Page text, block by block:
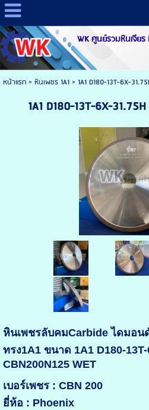
WK ศูนย์รวมหินเจียร
หน้าแรก> หินเพชร 1A1> 1A1 D180-13T-6X-
1A1 D180-13T-6X-
หินเพชรลับคมCarbide ไดมอน
ทรง1A1 ขนาด 1A1 D180-13T-
CBN200N125 WET
เบอร์เพชร : CBN 200
ยี่ห้อ : Phoenix